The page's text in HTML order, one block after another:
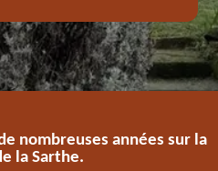
nombreuses années sur la
la Sarthe.